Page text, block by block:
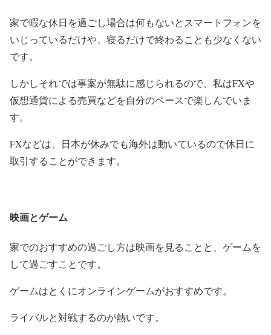
家で暇な休日を過ごし場合は何もないとスマートフォンを
いじっているだけや、寝るだけで終わることも少なくない
です。
しかしそれでは事案が無駄に感じられるので、私はFXや
仮想通貨による売買などを自分のペースで楽しんでいま
す。
FXなどは、日本が休みでも海外は動いているので休日に
取引することができます。
映画とゲーム
家でのおすすめの過ごし方は映画を見ることと、ゲームを
して過ごすことです。
ゲームはとくにオンラインゲームがおすすめです。
ライバルと対戦するのが熱いです。